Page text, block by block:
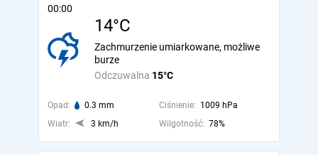
00:00
14°C
Odczuwalna 15°C
Zachmurzenie umiarkowane, możliwe
burze
Opad: 0.3 mm Ciśnienie: 1009 hPa
Wiatr:
3 km/h Wilgotność: 78%